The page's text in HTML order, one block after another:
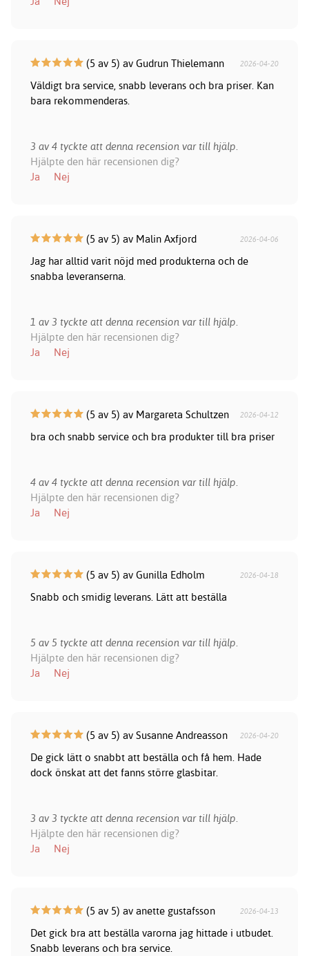
(5 av 5) av Gudrun Thielemann 2026-04-20
Väldigt bra service, snabb leverans och bra priser. Kan
bara rekommenderas.
3 av 4 tyckte att denna recension var till hjälp.
Hjälpte den här recensionen dig?
Ja
Nej
(5 av 5) av Malin Axfjord 2026-04-06
Jag har alltid varit nöjd med produkterna och de
snabba leveranserna.
1 av 3 tyckte att denna recension var till hjälp.
Hjälpte den här recensionen dig?
Ja
Nej
(5 av 5) av Margareta Schultzen 2026-04-12
bra och snabb service och bra produkter till bra priser
4 av 4 tyckte att denna recension var till hjälp.
Hjälpte den här recensionen dig?
Ja
Nej
(5 av 5) av Gunilla Edholm 2026-04-18
Snabb och smidig leverans. Lätt att beställa
5 av 5 tyckte att denna recension var till hjälp.
Hjälpte den här recensionen dig?
Ja
Nej
(5 av 5) av Susanne Andreasson 2026-04-20
De gick lätt o snabbt att beställa och få hem. Hade
dock önskat att det fanns större glasbitar.
3 av 3 tyckte att denna recension var till hjälp.
Hjälpte den här recensionen dig?
Ja
Nej
(5 av 5) av anette gustafsson 2026-04-13
Det gick bra att beställa varorna jag hittade i utbudet.
Snabb leverans och bra service.